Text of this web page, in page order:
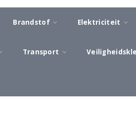
Brandstof Elektriciteit
Transport